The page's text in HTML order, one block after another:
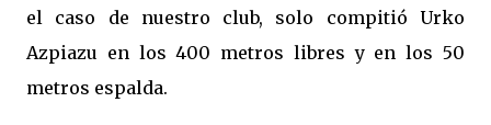
el caso de nuestro club, solo compitió Urko
Azpiazu en los 400 metros libres y en los 50
metros espalda.